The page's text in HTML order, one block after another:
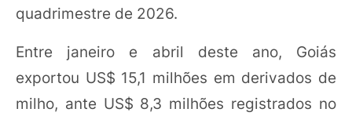
quadrimestre de 2026.
Entre janeiro e abril deste ano, Goiás
exportou US$ 15,1 milhões em derivados de
milho, ante US$ 8,3 milhões registrados no